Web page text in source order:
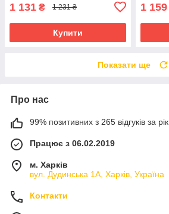
1 131 ₴ 1 231 ₴
Купити
1 159
Показати ще
Про нас
99% позитивних з 265 відгуків за рік
Працює з 06.02.2019
м. Харків
вул. Дудинська 1А, Харків, Україна
Контакти